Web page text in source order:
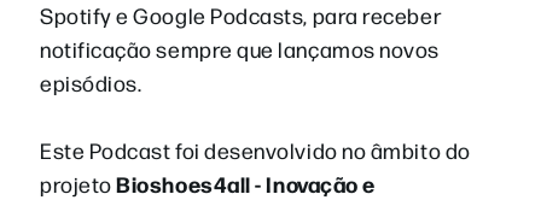
Spotify e Google Podcasts, para receber
notificação sempre que lançamos novos
episódios.
Este Podcast foi desenvolvido no âmbito do
projetoBioshoes4all - Inovação e